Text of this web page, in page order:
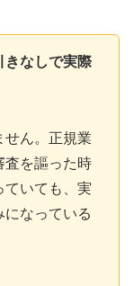
きなしで実際
せん。正規業
査を謳った時
ていても、実
になっている